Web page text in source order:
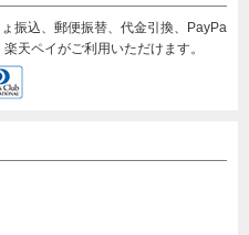
振込、郵便振替、代金引換、PayPa
天ペイがご利用いただけます。